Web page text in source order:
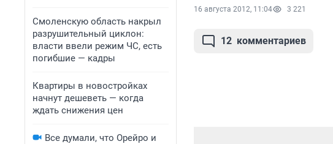
Смоленскую область накрыл
разрушительный циклон:
власти ввели режим ЧС, есть
погибшие — кадры
Квартиры в новостройках
начнут дешеветь — когда
ждать снижения цен
Все думали, что Орейро и
16 августа 2012, 11:04 3 221
12 комментариев